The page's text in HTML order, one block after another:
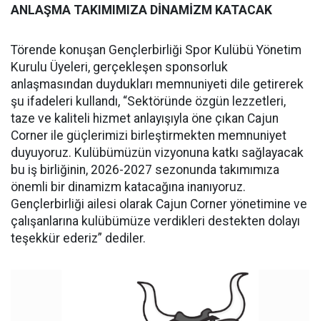
ANLAŞMA TAKIMIMIZA DİNAMİZM KATACAK
Törende konuşan Gençlerbirliği Spor Kulübü Yönetim
Kurulu Üyeleri, gerçekleşen sponsorluk
anlaşmasından duydukları memnuniyeti dile getirerek
şu ifadeleri kullandı, “Sektöründe özgün lezzetleri,
taze ve kaliteli hizmet anlayışıyla öne çıkan Cajun
Corner ile güçlerimizi birleştirmekten memnuniyet
duyuyoruz. Kulübümüzün vizyonuna katkı sağlayacak
bu iş birliğinin, 2026-2027 sezonunda takımımıza
önemli bir dinamizm katacağına inanıyoruz.
Gençlerbirliği ailesi olarak Cajun Corner yönetimine ve
çalışanlarına kulübümüze verdikleri destekten dolayı
teşekkür ederiz” dediler.